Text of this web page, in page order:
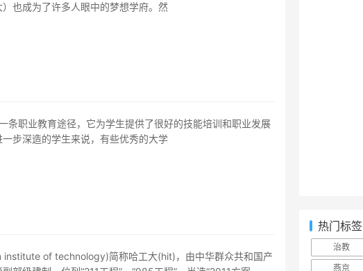
也成为了许多人眼中的梦想学府。然
步深造的学生来说，有些优秀的大学
热门标签
治教
燕京